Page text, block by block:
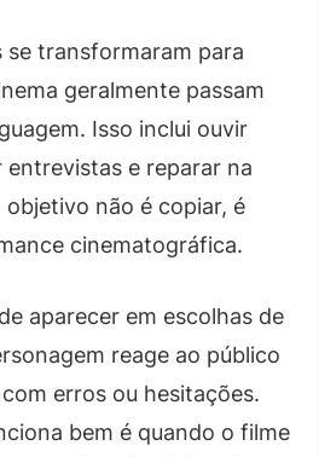
se transformaram para
geralmente passam
Isso inclui ouvir
entrevistas e reparar na
não é copiar, é
cinematográfica.
aparecer em escolhas de
reage ao público
erros ou hesitações.
bem é quando o filme